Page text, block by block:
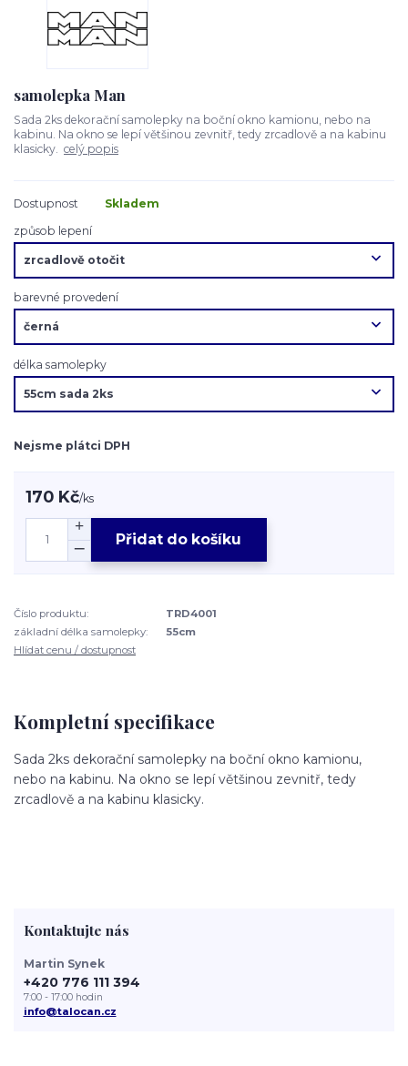
samolepka Man
Sada 2ks dekorační samolepky na boční okno kamionu, nebo na
kabinu. Na okno se lepí většinou zevnitř, tedy zrcadlově a na kabinu
klasicky. celý popis
Dostupnost
Skladem
způsob lepení
barevné provedení
délka samolepky
Nejsme plátci DPH
170 Kč/ks
Přidat do košíku
Číslo produktu:
TRD4001
základní délka samolepky:
55cm
Hlídat cenu / dostupnost
Kompletní specifikace
Sada 2ks dekorační samolepky na boční okno kamionu,
nebo na kabinu. Na okno se lepí většinou zevnitř, tedy
zrcadlově a na kabinu klasicky.
Kontaktujte nás
Martin Synek
+420 776 111 394
7:00 - 17:00 hodin
info@talocan.cz